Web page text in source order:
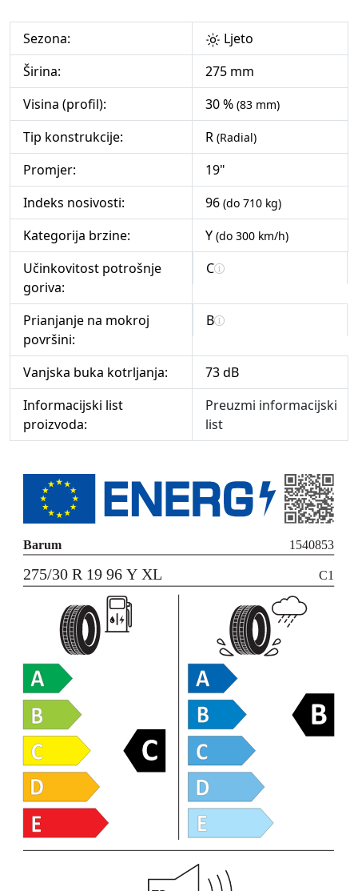
Sezona:
Ljeto
Širina:
275 mm
Visina (profil):
30 % (83 mm)
Tip konstrukcije: R (Radial)
Promjer:
19"
Indeks nosivosti:
96 (do 710 kg)
Kategorija brzine: Y (do 300 km/h)
Učinkovitost potrošnje
goriva:
C
Prianjanje na mokroj
površini:
B
Vanjska buka kotrljanja:
73 dB
Informacijski list
proizvoda:
Preuzmi informacijski
list